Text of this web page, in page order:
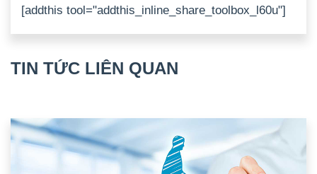
[addthis tool="addthis_inline_share_toolbox_l60u"]
TIN TỨC LIÊN QUAN